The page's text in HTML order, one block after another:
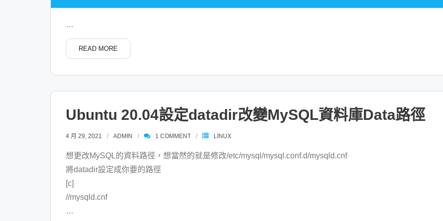
…
READ MORE
Ubuntu 20.04設定datadir改變MySQL資料庫Data路徑
4 月 29, 2021 ADMIN 1 COMMENT LINUX
想更改MySQL的資料路徑，想當然的就是修改/etc/mysql/mysql.conf.d/mysqld.cnf
將datadir設定成你要的路徑
[c]
//mysqld.cnf
…